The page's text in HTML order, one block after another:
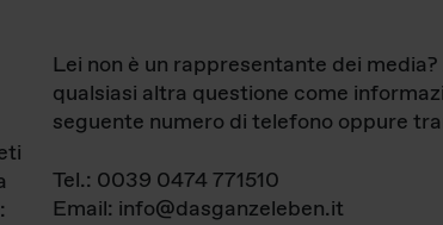
Lei non è un rappresentante dei
qualsiasi altra questione come
seguente numero di telefono oppure
Tel.: 0039 0474 771510
Email: info@dasganzeleben.it